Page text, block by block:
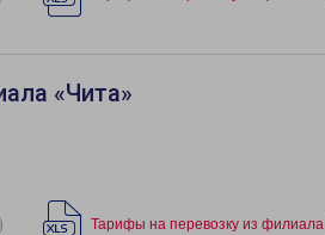
«Чита»
Тарифы на перевозку из филиала